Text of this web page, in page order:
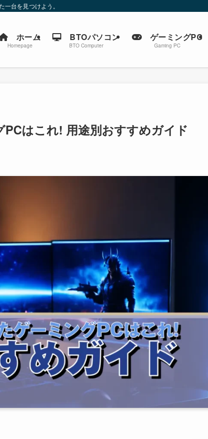
台を見つけよう。
ホーム
Homepage
BTOパソコン
BTO Computer
ゲーミングPC
Gaming PC
はこれ! 用途別おすすめガイド